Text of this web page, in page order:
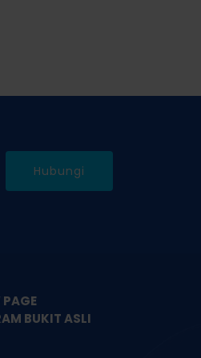
be
product
Hubungi
BUKIT ASLI